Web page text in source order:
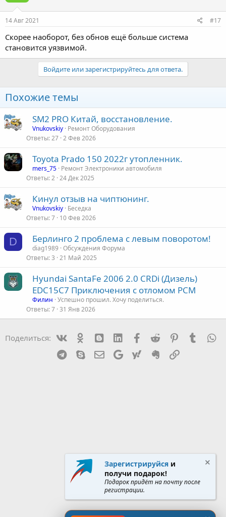
14 Авг 2021 #17
Скорее наоборот, без обнов ещё больше система
становится уязвимой.
Войдите или зарегистрируйтесь для ответа.
Похожие темы
SM2 PRO Китай, восстановление.
Vnukovskiy Ремонт Оборудования
Ответы 27 2 Фев 2026
Toyota Prado 150 2022г утопленник.
mers_75 Ремонт Электроники автомобиля
Ответы 2 24 Дек 2025
Кинул отзыв на чиптюнинг.
Vnukovskiy Беседка
Ответы 7 10 Фев 2026
D Берлинго 2 проблема с левым поворотом!
diag1989 Обсуждения Форума
Ответы 3 21 Май 2025
Hyundai SantaFe 2006 2.0 CRDi (Дизель)
EDC15C7 Приключения с отломом PCM
Филин Успешно прошил. Хочу поделиться.
Ответы 7 31 Янв 2026
Поделиться: Ok mes_blogger
Linked InFacebook
Reddit PinterestTumblr
Telegram
Skype Эл. почта
Google Yahoo Evernote
Зарегистрируйся и
получи подарок!
Подарок придёт на почту после
регистрации.